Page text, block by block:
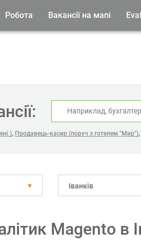
Робота Вакансії на мапі
), Продавець-касир (поруч з готелем "Мир"),
Іванків
Magento в